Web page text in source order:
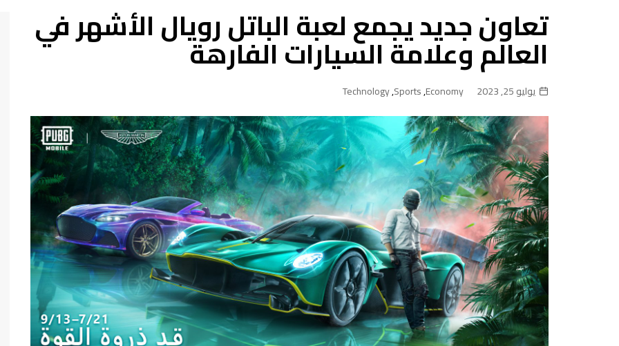
Cooks
تعاون جديد يجمع لعبة الباتل رويال الأشهر في
العالم وعلامة السيارات الفارهة
يوليو 25, 2023 Economy
,
Sports
,
Technology